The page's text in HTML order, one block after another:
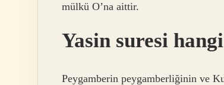
mülkü O’na aittir.
Yasin suresi
Peygamberin peygamberliğinin ve